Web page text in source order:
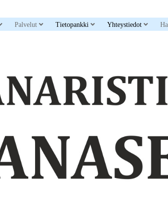
menudropdown menu
Palvelut open dropdown menu
Tietopankki open dropdown menu
Yhteystiedot open